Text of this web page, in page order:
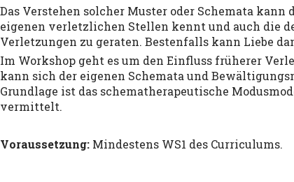
Das Verstehen solcher Muster oder Schemata
eigenen verletzlichen Stellen kennt und auch die
Verletzungen zu geraten. Bestenfalls kann Liebe
Im Workshop geht es um den Einfluss früherer
kann sich der eigenen Schemata und
Grundlage ist das schematherapeutische
vermittelt.
Voraussetzung: Mindestens WS1 des Curriculums.